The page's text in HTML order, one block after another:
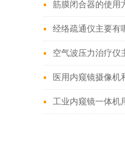
用为外科手术领域
性
筋膜闭合器的使用
绍
经络疏通仪主要有
空气波压力治疗仪
症状？
医用内窥镜摄像机
哪些区别?
工业内窥镜一体机